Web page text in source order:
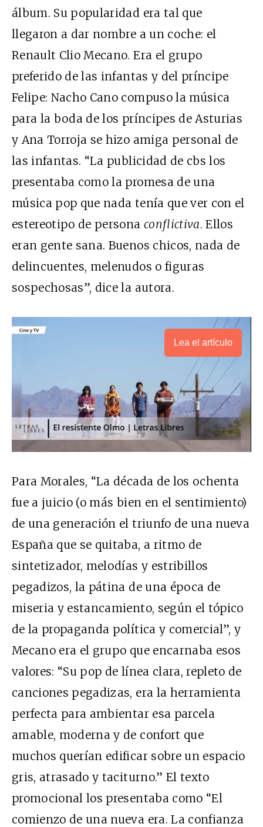
álbum. Su popularidad era tal que
llegaron a dar nombre a un coche: el
Renault Clio Mecano. Era el grupo
preferido de las infantas y del príncipe
Felipe: Nacho Cano compuso la música
para la boda de los príncipes de Asturias
y Ana Torroja se hizo amiga personal de
las infantas. “La publicidad de cbs los
presentaba como la promesa de una
música pop que nada tenía que ver con el
estereotipo de persona conflictiva. Ellos
eran gente sana. Buenos chicos, nada de
delincuentes, melenudos o figuras
sospechosas”, dice la autora.
Lea el artículo
Para Morales, “La década de los ochenta
fue a juicio (o más bien en el sentimiento)
de una generación el triunfo de una nueva
España que se quitaba, a ritmo de
sintetizador, melodías y estribillos
pegadizos, la pátina de una época de
miseria y estancamiento, según el tópico
de la propaganda política y comercial”, y
Mecano era el grupo que encarnaba esos
valores: “Su pop de línea clara, repleto de
canciones pegadizas, era la herramienta
perfecta para ambientar esa parcela
amable, moderna y de confort que
muchos querían edificar sobre un espacio
gris, atrasado y taciturno.” El texto
promocional los presentaba como “El
comienzo de una nueva era. La confianza